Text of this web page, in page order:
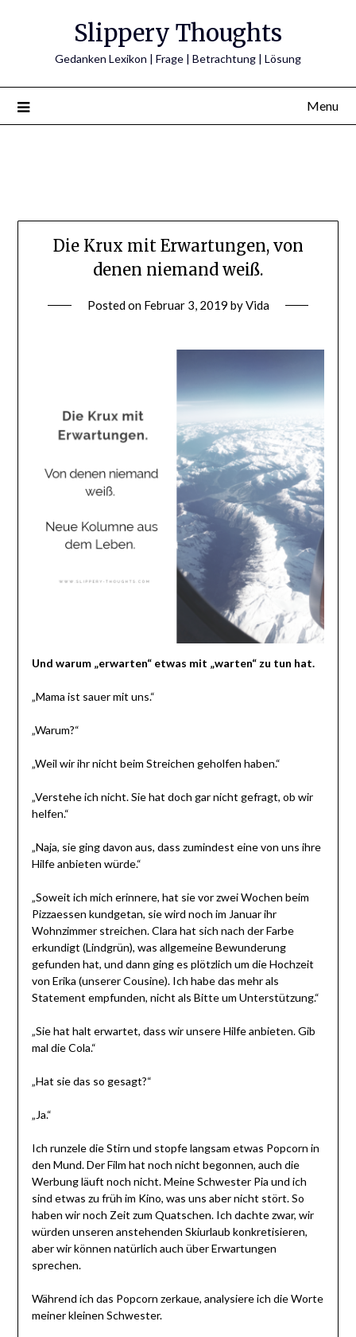
Slippery Thoughts
Gedanken Lexikon | Frage | Betrachtung | Lösung
Menu
Die Krux mit Erwartungen, von
denen niemand weiß.
Posted on Februar 3, 2019 byVida
Und warum „erwarten“ etwas mit „warten“ zu tun hat.
„Mama ist sauer mit uns.“
„Warum?“
„Weil wir ihr nicht beim Streichen geholfen haben.“
„Verstehe ich nicht. Sie hat doch gar nicht gefragt, ob wir
helfen.“
„Naja, sie ging davon aus, dass zumindest eine von uns ihre
Hilfe anbieten würde.“
„Soweit ich mich erinnere, hat sie vor zwei Wochen beim
Pizzaessen kundgetan, sie wird noch im Januar ihr
Wohnzimmer streichen. Clara hat sich nach der Farbe
erkundigt (Lindgrün), was allgemeine Bewunderung
gefunden hat, und dann ging es plötzlich um die Hochzeit
von Erika (unserer Cousine). Ich habe das mehr als
Statement empfunden, nicht als Bitte um Unterstützung.“
„Sie hat halt erwartet, dass wir unsere Hilfe anbieten. Gib
mal die Cola.“
„Hat sie das so gesagt?“
„Ja.“
Ich runzele die Stirn und stopfe langsam etwas Popcorn in
den Mund. Der Film hat noch nicht begonnen, auch die
Werbung läuft noch nicht. Meine Schwester Pia und ich
sind etwas zu früh im Kino, was uns aber nicht stört. So
haben wir noch Zeit zum Quatschen. Ich dachte zwar, wir
würden unseren anstehenden Skiurlaub konkretisieren,
aber wir können natürlich auch über Erwartungen
sprechen.
Während ich das Popcorn zerkaue, analysiere ich die Worte
meiner kleinen Schwester.